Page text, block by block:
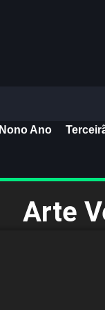
Nono Ano
Arte